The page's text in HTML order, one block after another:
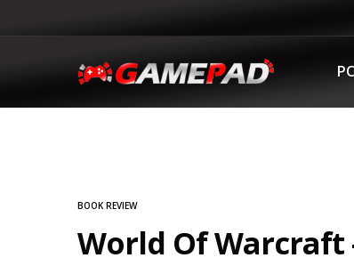
BOOK REVIEW
World Of Warcraft